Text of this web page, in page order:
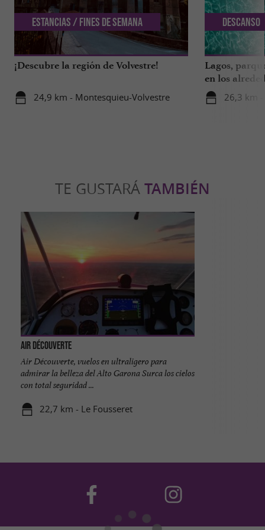
¡Descubre la región de Volvestre!
24,9 km - Montesquieu-Volvestre
Estancias / Fines de semana
Lagos,
en los
26,3 km
Descanso
TE GUSTARÁ TAMBIÉN
Air Découverte
Air Découverte, vuelos en ultraligero para
admirar la belleza del Alto Garona Surca los cielos
con total seguridad ...
22,7 km - Le Fousseret